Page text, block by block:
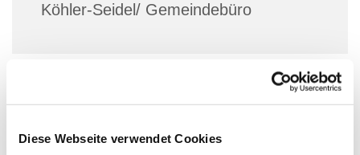
Diese Webseite verwendet Cookies
Köhler-Seidel/ Gemeindebüro
Jeden ersten Donnerstag im Monat steht ihnen die
Verfügung, alle anderen Donnerstage das